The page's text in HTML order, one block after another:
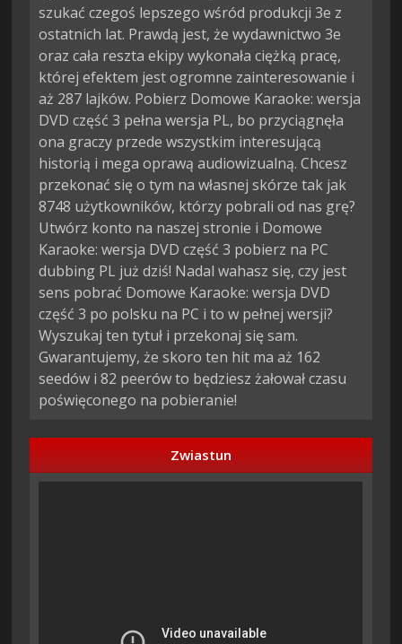
szukać czegoś lepszego wśród produkcji 3e z
ostatnich lat. Prawdą jest, że wydawnictwo 3e
oraz cała reszta ekipy wykonała ciężką pracę,
której efektem jest ogromne zainteresowanie i
aż 287 lajków. Pobierz Domowe Karaoke: wersja
DVD część 3 pełna wersja PL, bo przyciągnęła
ona graczy przede wszystkim interesującą
historią i mega oprawą audiowizualną. Chcesz
przekonać się o tym na własnej skórze tak jak
8748 użytkowników, którzy pobrali od nas grę?
Utwórz konto na naszej stronie i Domowe
Karaoke: wersja DVD część 3 pobierz na PC
dubbing PL już dziś! Nadal wahasz się, czy jest
sens pobrać Domowe Karaoke: wersja DVD
część 3 po polsku na PC i to w pełnej wersji?
Wyszukaj ten tytuł i przekonaj się sam.
Gwarantujemy, że skoro ten hit ma aż 162
seedów i 82 peerów to będziesz żałował czasu
poświęconego na pobieranie!
Zwiastun